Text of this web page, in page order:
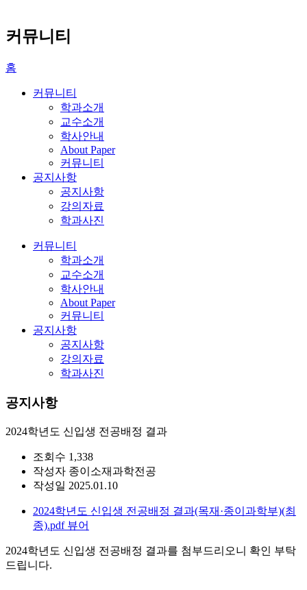
커뮤니티
홈
커뮤니티
학과소개
교수소개
학사안내
About Paper
커뮤니티
공지사항
공지사항
강의자료
학과사진
커뮤니티
학과소개
교수소개
학사안내
About Paper
커뮤니티
공지사항
공지사항
강의자료
학과사진
공지사항
2024학년도 신입생 전공배정 결과
조회수 1,338
작성자 종이소재과학전공
작성일 2025.01.10
2024학년도 신입생 전공배정 결과(목재·종이과학부)(최
종).pdf 뷰어
2024학년도 신입생 전공배정 결과를 첨부드리오니 확인 부탁
드립니다.